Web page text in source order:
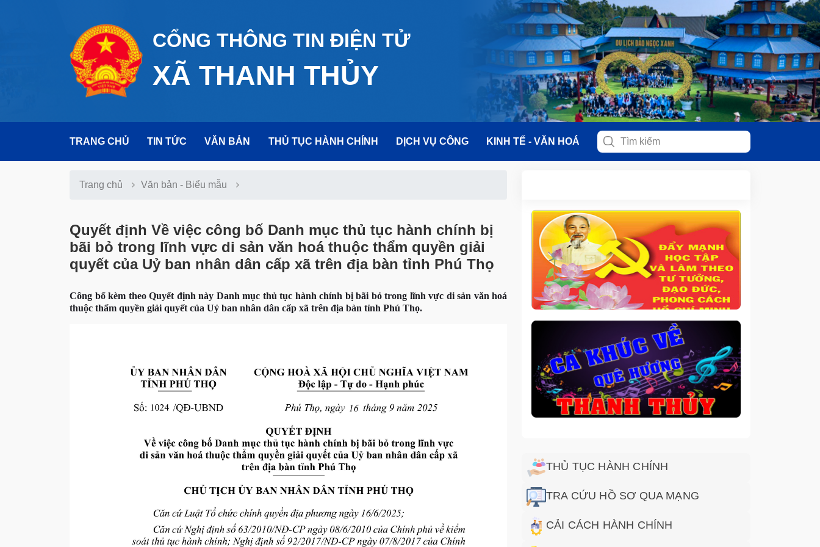
CỔNG THÔNG TIN ĐIỆN TỬ
XÃ THANH THỦY
TRANG CHỦ TIN TỨC VĂN BẢN THỦ TỤC HÀNH CHÍNH DỊCH VỤ CÔNG KINH TẾ - VĂN HOÁ
Trang chủ Văn bản - Biểu mẫu
Quyết định Về việc công bố Danh mục thủ tục hành chính bị
bãi bỏ trong lĩnh vực di sản văn hoá thuộc thẩm quyền giải
quyết của Uỷ ban nhân dân cấp xã trên địa bàn tỉnh Phú Thọ
Công bố kèm theo Quyết định này Danh mục thủ tục hành chính bị bãi bỏ trong lĩnh vực di sản văn hoá
thuộc thẩm quyền giải quyết của Uỷ ban nhân dân cấp xã trên địa bàn tỉnh Phú Thọ.
THỦ TỤC HÀNH CHÍNH
TRA CỨU HỒ SƠ QUA MẠNG
CẢI CÁCH HÀNH CHÍNH